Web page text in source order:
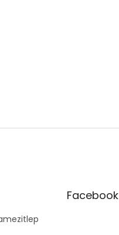
Facebook